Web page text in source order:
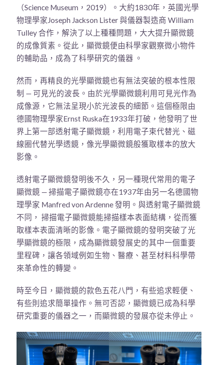
（Science Museum，2019）。大約1830年，英國光學
物理學家Joseph Jackson Lister 與儀器製造商 William
Tulley 合作，解決了以上種種問題，大大提升顯微鏡
的成像質素。從此，顯微鏡便由科學家觀察微小物件
的輔助品，成為了科學研究的儀器 。
然而，再精良的光學顯微鏡也有無法突破的根本性限
制 — 可見光的波長。由於光學顯微鏡利用可見光作為
成像源，它無法呈現小於光波長的細節。這個極限由
德國物理學家Ernst Ruska在1933年打破，他發明了世
界上第一部透射電子顯微鏡，利用電子束代替光、磁
線圈代替光學透鏡，像光學顯微鏡般獲取樣本的放大
影像。
透射電子顯微鏡發明後不久，另一種現代常用的電子
顯微鏡 — 掃描電子顯微鏡亦在1937年由另一名德國物
理學家 Manfred von Ardenne 發明。與透射電子顯微鏡
不同， 掃描電子顯微鏡能掃描樣本表面結構，從而獲
取樣本表面清晰的影像。電子顯微鏡的發明突破了光
學顯微鏡的極限，成為顯微鏡發展史的其中一個重要
里程碑，讓各領域例如生物、醫療、甚至材料科學帶
來革命性的轉變。
時至今日，顯微鏡的款色五花八門，有些追求輕便、
有些則追求簡單操作。無可否認，顯微鏡已成為科學
研究重要的儀器之一，而顯微鏡的發展亦從未停止。